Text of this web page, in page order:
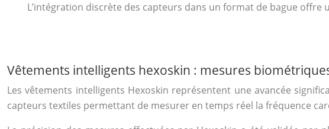
L’intégration discrète des capteurs dans un format de bague
Vêtements intelligents hexoskin : mesures
Les vêtements intelligents Hexoskin représentent une avancée
capteurs textiles permettant de mesurer en temps réel la fréquence